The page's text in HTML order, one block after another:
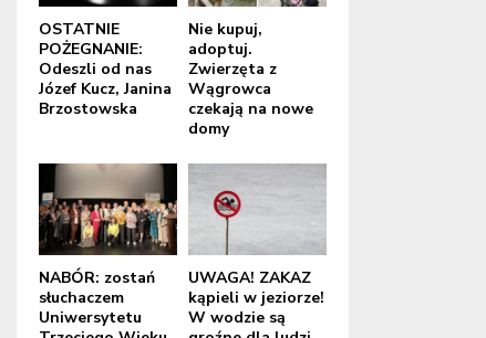
OSTATNIE
POŻEGNANIE:
Odeszli od nas
Józef Kucz, Janina
Brzostowska
Nie kupuj,
adoptuj.
Zwierzęta z
Wągrowca
czekają na nowe
domy
NABÓR: zostań
słuchaczem
Uniwersytetu
UWAGA! ZAKAZ
kąpieli w jeziorze!
W wodzie są